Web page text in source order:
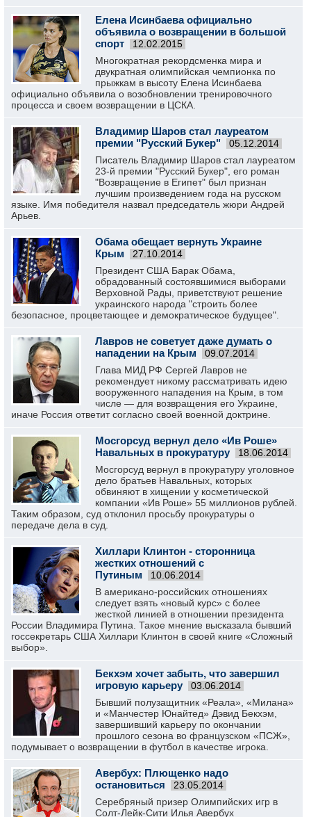
Елена Исинбаева официально
объявила о возвращении в большой
спорт
12.02.2015
Многократная рекордсменка мира и
двукратная олимпийская чемпионка по
прыжкам в высоту Елена Исинбаева
официально объявила о возобновлении тренировочного
процесса и своем возвращении в ЦСКА.
Владимир Шаров стал лауреатом
премии "Русский Букер"
05.12.2014
Писатель Владимир Шаров стал лауреатом
23-й премии "Русский Букер", его роман
"Возвращение в Египет" был признан
лучшим произведением года на русском
языке. Имя победителя назвал председатель жюри Андрей
Арьев.
Обама обещает вернуть Украине
Крым
27.10.2014
Президент США Барак Обама,
обрадованный состоявшимися выборами
Верховной Рады, приветствуют решение
украинского народа "строить более
безопасное, процветающее и демократическое будущее".
Лавров не советует даже думать о
нападении на Крым
09.07.2014
Глава МИД РФ Сергей Лавров не
рекомендует никому рассматривать идею
вооруженного нападения на Крым, в том
числе — для возвращения его Украине,
иначе Россия ответит согласно своей военной доктрине.
Мосгорсуд вернул дело «Ив Роше»
Навальных в прокуратуру
18.06.2014
Мосгорсуд вернул в прокуратуру уголовное
дело братьев Навальных, которых
обвиняют в хищении у косметической
компании «Ив Роше» 55 миллионов рублей.
Таким образом, суд отклонил просьбу прокуратуры о
передаче дела в суд.
Хиллари Клинтон - сторонница
жестких отношений с
Путиным
10.06.2014
В американо-российских отношениях
следует взять «новый курс» с более
жесткой линией в отношении президента
России Владимира Путина. Такое мнение высказала бывший
госсекретарь США Хиллари Клинтон в своей книге «Сложный
выбор».
Бекхэм хочет забыть, что завершил
игровую карьеру
03.06.2014
Бывший полузащитник «Реала», «Милана»
и «Манчестер Юнайтед» Дэвид Бекхэм,
завершивший карьеру по окончании
прошлого сезона во французском «ПСЖ»,
подумывает о возвращении в футбол в качестве игрока.
Авербух: Плющенко надо
остановиться
23.05.2014
Серебряный призер Олимпийских игр в
Солт-Лейк-Сити Илья Авербух